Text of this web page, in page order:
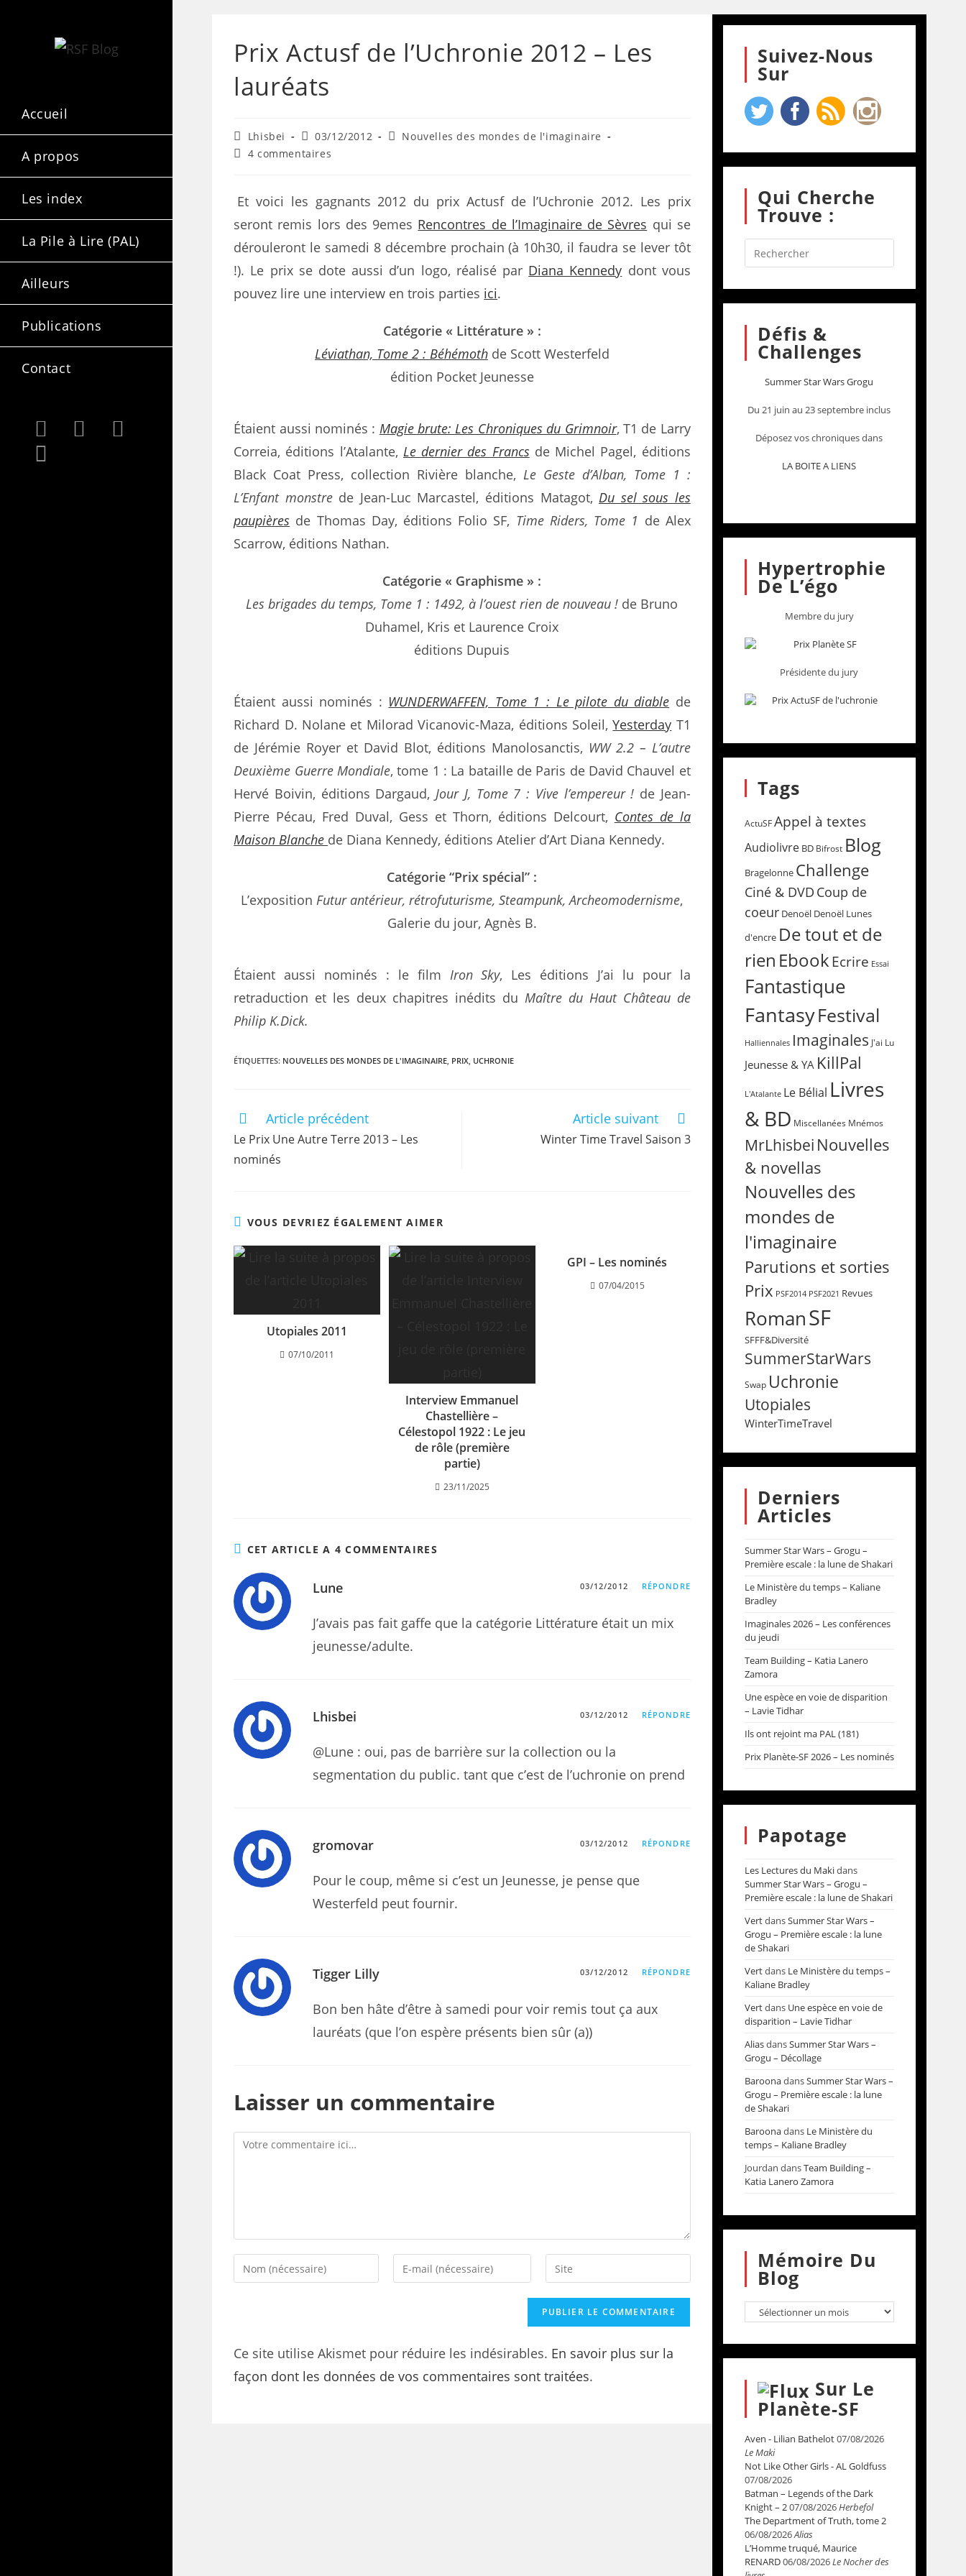
Accueil
A propos
Les index
La Pile à Lire (PAL)
Ailleurs
Publications
Contact
Prix Actusf de l’Uchronie 2012 – Les
lauréats
Lhisbei 03/12/2012
Nouvelles des mondes de l'imaginaire
4 commentaires
Et voici les gagnants 2012 du prix Actusf de l’Uchronie 2012. Les prix
seront remis lors des 9emes Rencontres de l’Imaginaire de Sèvres qui se
dérouleront le samedi 8 décembre prochain (à 10h30, il faudra se lever tôt
!). Le prix se dote aussi d’un logo, réalisé par Diana Kennedy dont vous
pouvez lire une interview en trois parties ici.
Catégorie « Littérature » :
Léviathan, Tome 2 : Béhémothde Scott Westerfeld
édition Pocket Jeunesse
Étaient aussi nominés : Magie brute: Les Chroniques du Grimnoir, T1 de Larry
Correia, éditions l’Atalante, Le dernier des Francsde Michel Pagel, éditions
Black Coat Press, collection Rivière blanche, Le Geste d’Alban, Tome 1 :
L’Enfant monstrede Jean-Luc Marcastel, éditions Matagot,Du sel sous les
paupières de Thomas Day, éditions Folio SF, Time Riders, Tome 1 de Alex
Scarrow, éditions Nathan.
Catégorie « Graphisme » :
Les brigades du temps, Tome 1 : 1492, à l’ouest rien de nouveau ! de Bruno
Duhamel, Kris et Laurence Croix
éditions Dupuis
Étaient aussi nominés : WUNDERWAFFEN, Tome 1 : Le pilote du diable de
Richard D. Nolane et Milorad Vicanovic-Maza, éditions Soleil,Yesterday T1
de Jérémie Royer et David Blot, éditions Manolosanctis, WW 2.2 – L’autre
Deuxième Guerre Mondiale, tome 1 : La bataille de Paris de David Chauvel et
Hervé Boivin, éditions Dargaud,Jour J, Tome 7 : Vive l’empereur ! de Jean-
Pierre Pécau, Fred Duval, Gess et Thorn, éditions Delcourt, Contes de la
Maison Blanche de Diana Kennedy, éditions Atelier d’Art Diana Kennedy.
Catégorie “Prix spécial” :
L’expositionFutur antérieur, rétrofuturisme, Steampunk, Archeomodernisme,
Galerie du jour, Agnès B.
Étaient aussi nominés : le film Iron Sky, Les éditions J’ai lu pour la
retraduction et les deux chapitres inédits du Maître du Haut Château de
Philip K.Dick.
ÉTIQUETTES: NOUVELLES DES MONDES DE L'IMAGINAIRE, PRIX, UCHRONIE
Article précédent
Le Prix Une Autre Terre 2013 – Les
nominés
Article suivant
Winter Time Travel Saison 3
VOUS DEVRIEZ ÉGALEMENT AIMER
Utopiales 2011
07/10/2011
Interview Emmanuel
Chastellière –
Célestopol 1922 : Le jeu
de rôle (première
partie)
23/11/2025
GPI – Les nominés
07/04/2015
CET ARTICLE A 4 COMMENTAIRES
Lune 03/12/2012 RÉPONDRE
J’avais pas fait gaffe que la catégorie Littérature était un mix
jeunesse/adulte.
Lhisbei 03/12/2012 RÉPONDRE
@Lune : oui, pas de barrière sur la collection ou la
segmentation du public. tant que c’est de l’uchronie on prend
gromovar 03/12/2012 RÉPONDRE
Pour le coup, même si c’est un Jeunesse, je pense que
Westerfeld peut fournir.
Tigger Lilly 03/12/2012 RÉPONDRE
Bon ben hâte d’être à samedi pour voir remis tout ça aux
lauréats (que l’on espère présents bien sûr (a))
Laisser un commentaire
Ce site utilise Akismet pour réduire les indésirables. En savoir plus sur la
façon dont les données de vos commentaires sont traitées.
Suivez-Nous
Sur
Qui Cherche
Trouve :
Défis &
Challenges
Summer Star Wars Grogu
Du 21 juin au 23 septembre inclus
Déposez vos chroniques dans
LA BOITE A LIENS
Hypertrophie
De L’égo
Membre du jury
Présidente du jury
Tags
ActuSF Appel à textes
Audiolivre BD Bifrost Blog
Bragelonne Challenge
Ciné & DVD Coup de
coeur Denoël Denoël Lunes
d'encre De tout et de
rien EbookEcrire Essai
Fantastique
FantasyFestival
Halliennales Imaginales J'ai Lu
Jeunesse & YA KillPal
L'Atalante Le Bélial Livres
& BD Miscellanées Mnémos
MrLhisbei Nouvelles
& novellas
Nouvelles des
mondes de
l'imaginaire
Parutions et sorties
Prix PSF2014 PSF2021 Revues
RomanSF
SFFF&Diversité
SummerStarWars
Swap Uchronie
Utopiales
WinterTimeTravel
Derniers
Articles
Summer Star Wars – Grogu –
Première escale : la lune de Shakari
Le Ministère du temps – Kaliane
Bradley
Imaginales 2026 – Les conférences
du jeudi
Team Building – Katia Lanero
Zamora
Une espèce en voie de disparition
– Lavie Tidhar
Ils ont rejoint ma PAL (181)
Prix Planète-SF 2026 – Les nominés
Papotage
Les Lectures du Makidans
Summer Star Wars – Grogu –
Première escale : la lune de Shakari
VertdansSummer Star Wars –
Grogu – Première escale : la lune
de Shakari
Vertdans Le Ministère du temps –
Kaliane Bradley
Vertdans Une espèce en voie de
disparition – Lavie Tidhar
AliasdansSummer Star Wars –
Grogu – Décollage
BaroonadansSummer Star Wars –
Grogu – Première escale : la lune
de Shakari
Baroonadans Le Ministère du
temps – Kaliane Bradley
Jourdan dansTeam Building –
Katia Lanero Zamora
Mémoire Du
Blog
Sur Le
Planète-SF
Aven - Lilian Bathelot07/08/2026
Le Maki
Not Like Other Girls - AL Goldfuss
07/08/2026
Batman – Legends of the Dark
Knight – 207/08/2026Herbefol
The Department of Truth, tome 2
06/08/2026Alias
L’Homme truqué, Maurice
RENARD06/08/2026Le Nocher des